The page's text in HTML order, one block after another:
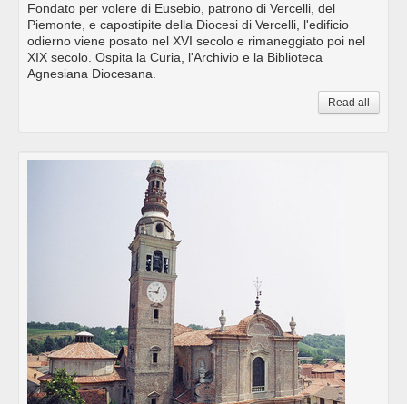
Fondato per volere di Eusebio, patrono di Vercelli, del
Piemonte, e capostipite della Diocesi di Vercelli, l'edificio
odierno viene posato nel XVI secolo e rimaneggiato poi nel
XIX secolo. Ospita la Curia, l'Archivio e la Biblioteca
Agnesiana Diocesana.
Read all